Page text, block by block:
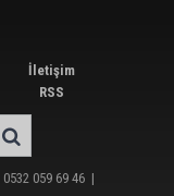
İletişim
RSS
0532 059 69 46 |